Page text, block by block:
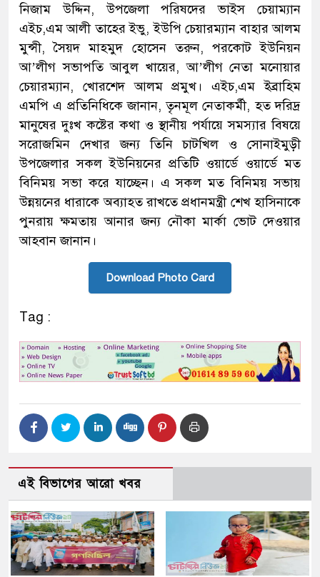
নিজাম উদ্দিন, উপজেলা পরিষদের ভাইস চেয়াম্যান
এইচ,এম আলী তাহের ইভু, ইউপি চেয়ারম্যান বাহার আলম
মুন্সী, সৈয়দ মাহমুদ হোসেন তরুন, পরকোট ইউনিয়ন
আ’লীগ সভাপতি আবুল খায়ের, আ’লীগ নেতা মনোয়ার
চেয়ারম্যান, খোরশেদ আলম প্রমুখ। এইচ,এম ইব্রাহিম
এমপি এ প্রতিনিধিকে জানান, তৃনমূল নেতাকর্মী, হত দরিদ্র
মানুষের দুঃখ কষ্টের কথা ও স্থানীয় পর্যায়ে সমস্যার বিষয়ে
সরোজমিন দেখার জন্য তিনি চাটখিল ও সোনাইমুড়ী
উপজেলার সকল ইউনিয়নের প্রতিটি ওয়ার্ডে ওয়ার্ডে মত
বিনিময় সভা করে যাচ্ছেন। এ সকল মত বিনিময় সভায়
উন্নয়নের ধারাকে অব্যাহত রাখতে প্রধানমন্ত্রী শেখ হাসিনাকে
পুনরায় ক্ষমতায় আনার জন্য নৌকা মার্কা ভোট দেওয়ার
আহবান জানান।
Download Photo Card
Tag :
এই বিভাগের আরো খবর